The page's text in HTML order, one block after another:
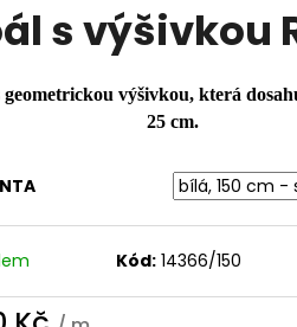
s výšivkou
geometrickou výšivkou, která
25 cm.
Kód: 14366/150